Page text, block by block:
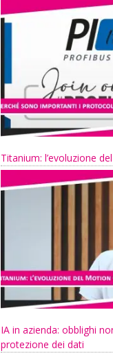
Titanium: l’evoluzione
IA in azienda: obblighi
protezione dei dati